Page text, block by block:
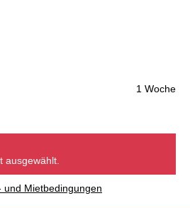
1 Woche
ausgewählt.
und Mietbedingungen